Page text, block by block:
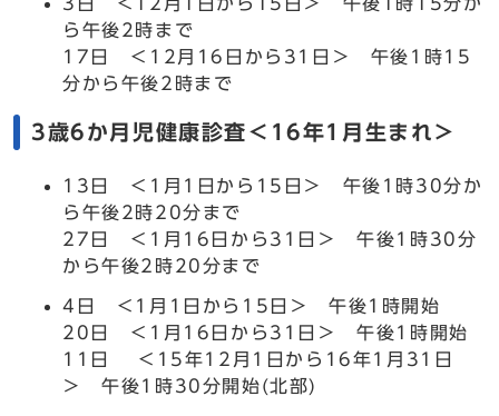
ら午後2時まで
17日 ＜12月16日から31日＞ 午後1時15
分から午後2時まで
3歳6か月児健康診査＜16年1月生まれ＞
13日 ＜1月1日から15日＞ 午後1時30分か
ら午後2時20分まで
27日 ＜1月16日から31日＞ 午後1時30分
から午後2時20分まで
4日 ＜1月1日から15日＞ 午後1時開始
20日 ＜1月16日から31日＞ 午後1時開始
11日 ＜15年12月1日から16年1月31日
＞ 午後1時30分開始(北部)